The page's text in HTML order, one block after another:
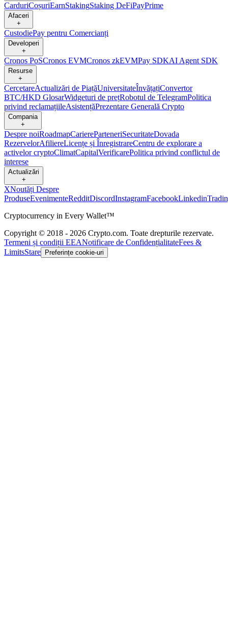
CarduriCoșuriEarnStakingStaking DeFiPayPrime
Afaceri
+
CustodiePay pentru Comercianți
Developeri
+
Cronos PoSCronos EVMCronos zkEVMPay SDKAI Agent SDK
Resurse
+
CercetareActualizări de PiațăUniversitateÎnvățațiConvertor
BTC/HKD GlosarWidgeturi de prețRobotul de TelegramPolitica
privind reclamațiileAsistențăPrezentare Generală Crypto
Compania
+
Despre noiRoadmapCariereParteneriSecuritateDovada
RezervelorAfiliereLicențe și ÎnregistrareCentru de explorare a
activelor cryptoClimatCapitalVerificarePolitica privind conflictul de
interese
Actualizări
+
XNoutăți Despre
ProduseEvenimenteRedditDiscordInstagramFacebookLinkedin
Cryptocurrency in Every Wallet™
Copyright © 2018 - 2026 Crypto.com. Toate drepturile rezervate.
Termeni și condiții EEANotificare de ConfidențialitateFees &
LimitsStare Preferințe cookie-uri